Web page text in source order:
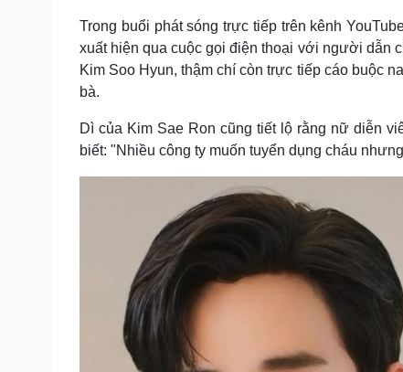
Sức khỏe
Dinh dưỡng - món ngon
Sản phụ khoa
Nhi khoa
Ăn sạch sống khỏe
Đời sống
Tình yêu - Gia đình
Trong buổi phát sóng trực tiếp trên kênh
xuất hiện qua cuộc gọi điện thoại với người dẫn
Kim Soo Hyun, thậm chí còn trực tiếp cáo buộc
bà.
Dì của Kim Sae Ron cũng tiết lộ rằng nữ diễn
biết: "Nhiều công ty muốn tuyển dụng cháu